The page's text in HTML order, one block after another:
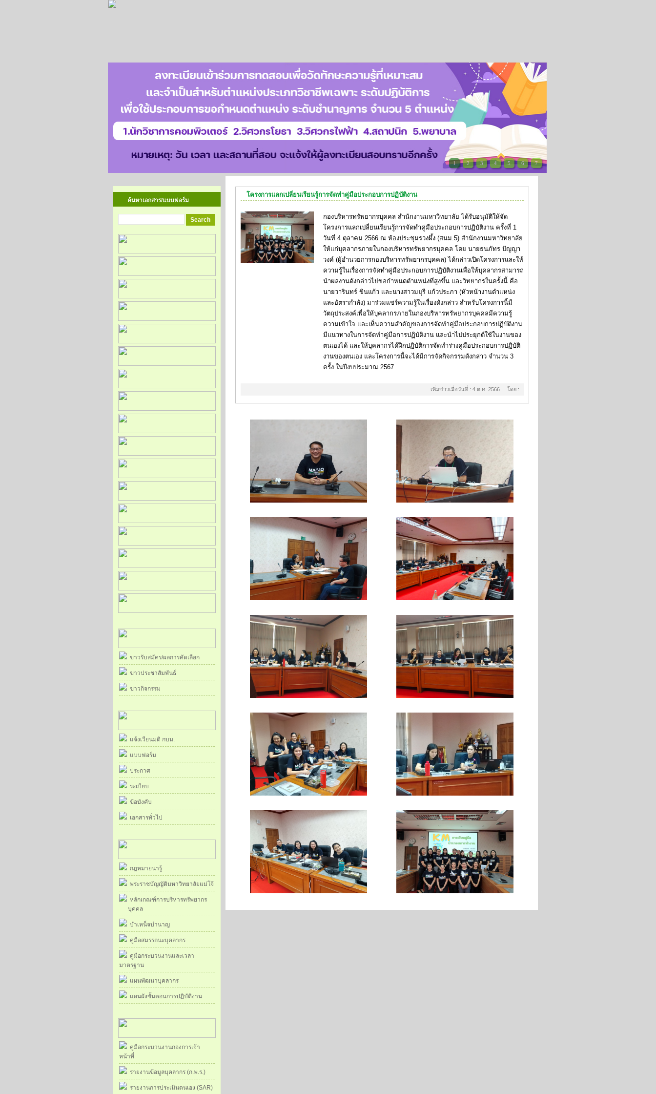
1 2 3 4 5 6 7
ค้นหาเอกสาร/แบบฟอร์ม
ข่าวรับสมัคร/ผลการคัดเลือก
ข่าวประชาสัมพันธ์
ข่าวกิจกรรม
แจ้งเวียนมติ กบม.
แบบฟอร์ม
ประกาศ
ระเบียบ
ข้อบังคับ
เอกสารทั่วไป
กฎหมายน่ารู้
พระราชบัญญัติมหาวิทยาลัยแม่โจ้
หลักเกณฑ์การบริหารทรัพยากร
บุคคล
บำเหน็จบำนาญ
คู่มือสมรรถนะบุคลากร
คู่มือกระบวนงานและเวลา
มาตรฐาน
แผนพัฒนาบุคลากร
แผนผังขั้นตอนการปฏิบัติงาน
คู่มือกระบวนงานกองการเจ้า
หน้าที่
รายงานข้อมูลบุคลากร (ก.พ.ร.)
รายงานการประเมินตนเอง (SAR)
โครงการแลกเปลี่ยนเรียนรู้การจัดทำคู่มือประกอบการปฏิบัติงาน
กองบริหารทรัพยากรบุคคล สำนักงานมหาวิทยาลัย ได้รับอนุมัติให้จัด
โครงการแลกเปลี่ยนเรียนรู้การจัดทำคู่มือประกอบการปฏิบัติงาน ครั้งที่ 1
วันที่ 4 ตุลาคม 2566 ณ ห้องประชุมรวงผึ้ง (สนม.5) สำนักงานมหาวิทยาลัย
ให้แก่บุคลากรภายในกองบริหารทรัพยากรบุคคล โดย นายธนภัทร ปัญญา
วงค์ (ผู้อำนวยการกองบริหารทรัพยากรบุคคล) ได้กล่าวเปิดโครงการและให้
ความรู้ในเรื่องการจัดทำคู่มือประกอบการปฏิบัติงานเพื่อให้บุคลากรสามารถ
นำผลงานดังกล่าวไปขอกำหนดตำแหน่งที่สูงขึ้น และวิทยากรในครั้งนี้ คือ
นายวารินทร์ ขินแก้ว และนางสาวมยุรี แก้วประภา (หัวหน้างานตำแหน่ง
และอัตรากำลัง) มาร่วมแชร์ความรู้ในเรื่องดังกล่าว สำหรับโครงการนี้มี
วัตถุประสงค์เพื่อให้บุคลากรภายในกองบริหารทรัพยากรบุคคลมีความรู้
ความเข้าใจ และเห็นความสำคัญของการจัดทำคู่มือประกอบการปฏิบัติงาน
มีแนวทางในการจัดทำคู่มือการปฏิบัติงาน และนำไปประยุกต์ใช้ในงานของ
ตนเองได้ และให้บุคลากรได้ฝึกปฏิบัติการจัดทำร่างคู่มือประกอบการปฏิบัติ
งานของตนเอง และโครงการนี้จะได้มีการจัดกิจกรรมดังกล่าว จำนวน 3
ครั้ง ในปีงบประมาณ 2567
เพิ่มข่าวเมื่อวันที่ : 4 ต.ค. 2566 โดย :